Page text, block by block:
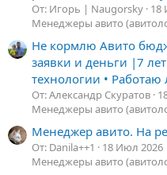
От: Игорь | Naugorsky 18
Менеджеры авито
Не кормлю Авито
заявки и деньги |7
технологии • Работаю
От: Александр Скуратов
Менеджеры авито
Менеджер авито. На
От: Danila++1
18 Июл 2026
Менеджеры авито